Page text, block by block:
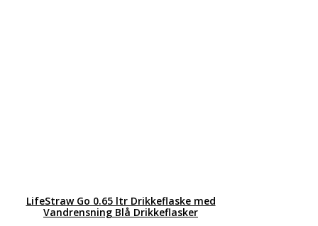
LifeStraw Go 0.65 ltr Drikkeflaske med
Vandrensning Blå Drikkeflasker